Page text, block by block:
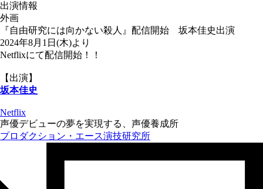
出演情報
外画
『自由研究には向かない殺人』配信開始 坂本佳史出演
2024年8月1日(木)より
Netflixにて配信開始！！
【出演】
坂本佳史
Netflix
声優デビューの夢を実現する、声優養成所
プロダクション・エース演技研究所